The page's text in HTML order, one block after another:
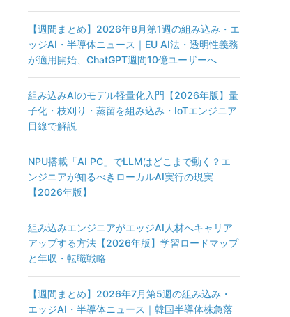
【週間まとめ】2026年8月第1週の組み込み・エ
ッジAI・半導体ニュース｜EU AI法・透明性義務
が適用開始、ChatGPT週間10億ユーザーへ
組み込みAIのモデル軽量化入門【2026年版】量
子化・枝刈り・蒸留を組み込み・IoTエンジニア
目線で解説
NPU搭載「AI PC」でLLMはどこまで動く？エ
ンジニアが知るべきローカルAI実行の現実
【2026年版】
組み込みエンジニアがエッジAI人材へキャリア
アップする方法【2026年版】学習ロードマップ
と年収・転職戦略
【週間まとめ】2026年7月第5週の組み込み・
エッジAI・半導体ニュース｜韓国半導体株急落